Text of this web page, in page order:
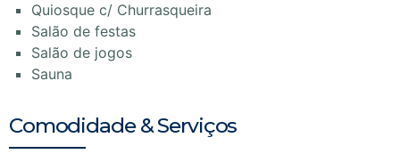
Quiosque c/ Churrasqueira
Salão de festas
Salão de jogos
Sauna
Comodidade & Serviços